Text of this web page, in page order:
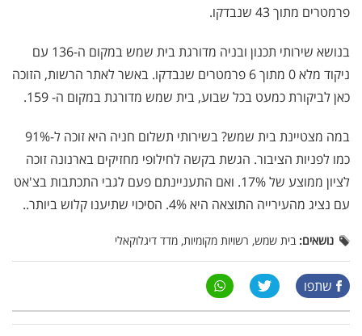
פרמטרים מתוך 43 שנבדקו.
בנושא שירותי תכנון ובניה מדורגת בית שמש במקום ה-136 עם
ניקוד מלא 0 מתוך 6 פרמטרים שנבדקו. באשר לאתר הרשות, הזוכה
כאן לביקורת כמעט בכל שבוע, בית שמש מדורגת במקום ה- 159.
במה מצטיינת בית שמש? בשירותי תשלום חניה היא זוכה ל-91%
כמו לפניות הציבור. הגשת בקשה לחילופי מחזיקים בארנונה זוכה
לציון ממוצע של 17%. ואם התעניינתם פעם לגבי התכתבות בצ'אט
עם נציג מהעירייה התוצאה היא 4%. הסיכוי שתיענו קלוש ביותר..
נושאים: בית שמש, רשויות מקומיות, מדד דיגלוקאלי
שתפו